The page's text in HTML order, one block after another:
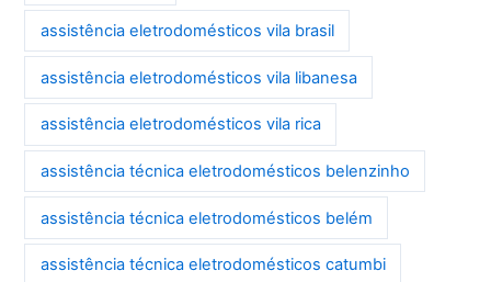
assistência eletrodomésticos vila brasil
assistência eletrodomésticos vila libanesa
assistência eletrodomésticos vila rica
assistência técnica eletrodomésticos belenzinho
assistência técnica eletrodomésticos belém
assistência técnica eletrodomésticos catumbi